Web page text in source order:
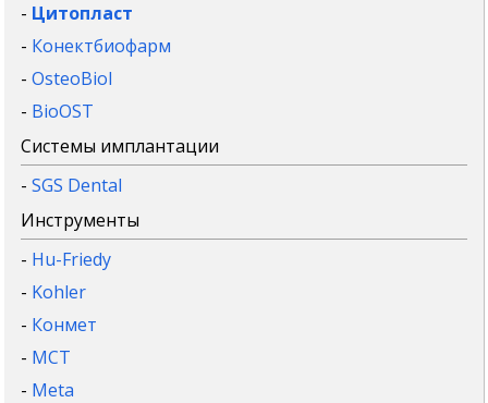
- Цитопласт
- Конектбиофарм
-OsteoBiol
- BioOST
Системы имплантации
-SGS Dental
Инструменты
- Hu-Friedy
- Kohler
- Конмет
- MCT
- Meta